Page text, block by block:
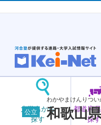
大学名から
探す
都道府
探す
公立
わかやまけんりつい
和歌山